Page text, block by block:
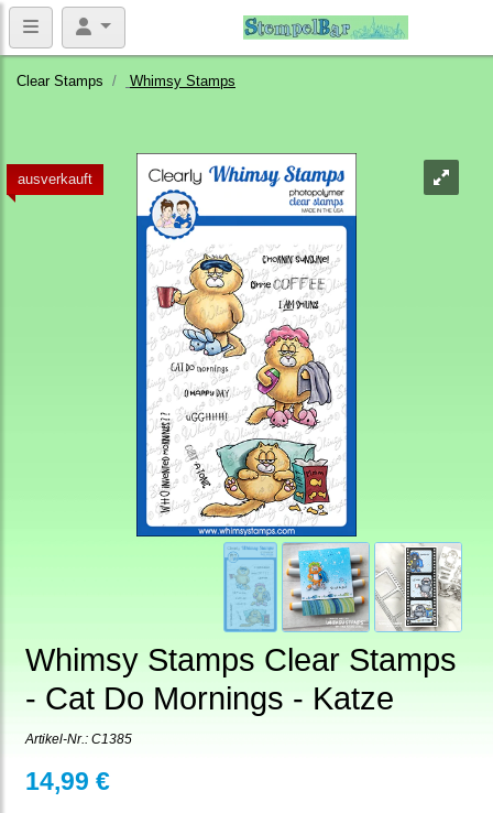
Clear Stamps Whimsy Stamps
ausverkauft
Whimsy Stamps Clear Stamps
- Cat Do Mornings - Katze
Artikel-Nr.: C1385
14,99 €